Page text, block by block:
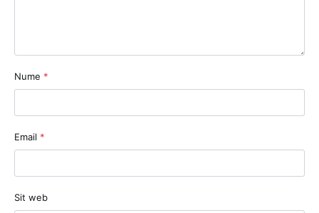
Nume *
Email *
Sit web